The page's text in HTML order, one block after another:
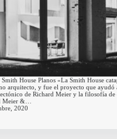
House Planos «La Smith House
arquitecto, y fue el proyecto que ayudó
de Richard Meier y la filosofía de
Meier &…
2020